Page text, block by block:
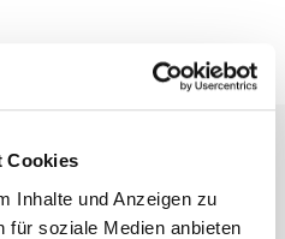
Cookies
Inhalte und Anzeigen zu
für soziale Medien anbieten